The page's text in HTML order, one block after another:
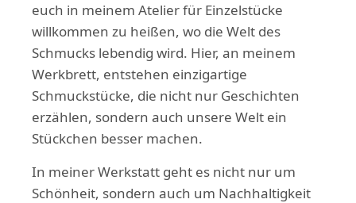
euch in meinem Atelier für Einzelstücke
willkommen zu heißen, wo die Welt des
Schmucks lebendig wird. Hier, an meinem
Werkbrett, entstehen einzigartige
Schmuckstücke, die nicht nur Geschichten
erzählen, sondern auch unsere Welt ein
Stückchen besser machen.
In meiner Werkstatt geht es nicht nur um
Schönheit, sondern auch um Nachhaltigkeit